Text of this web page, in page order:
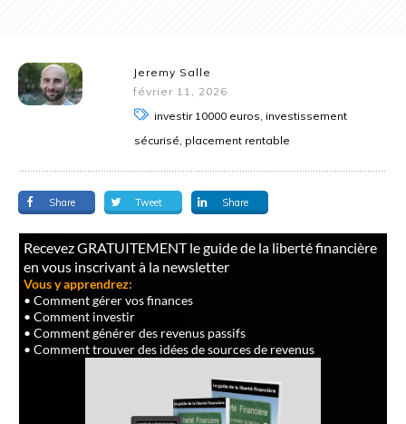
Jeremy Salle
février 11, 2026
investir 10000 euros, investissement
sécurisé, placement rentable
Share Tweet Share